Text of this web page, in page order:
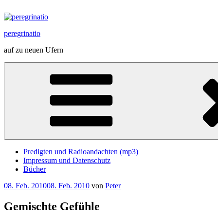
Inhalt
peregrinatio
auf zu neuen Ufern
Predigten und Radioandachten (mp3)
Impressum und Datenschutz
Bücher
Veröffentlicht
08. Feb. 201008. Feb. 2010 von Peter
Gemischte Gefühle